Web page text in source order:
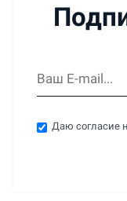
Даю согласие